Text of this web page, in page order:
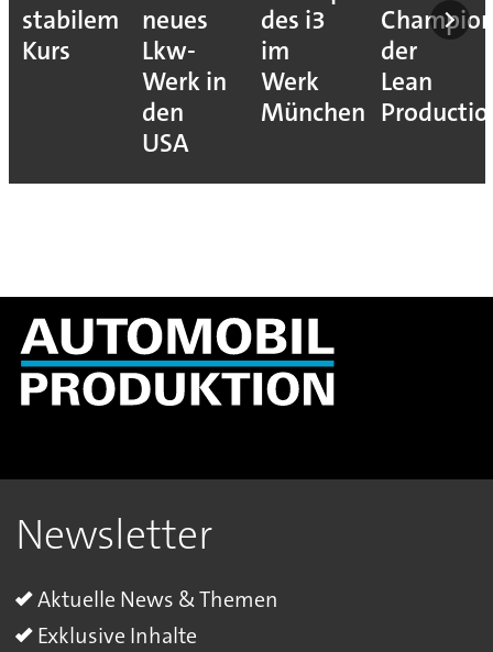
stabilem
Kurs
neues
Lkw-
Werk in
den
USA
des i3
im
Werk
München
der
Lean
Newsletter
Aktuelle News & Themen
Exklusive Inhalte